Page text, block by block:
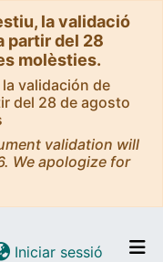
la validació
partir del 28
molèsties.
validación de
del 28 de agosto
validation will
We apologize for
Iniciar sessió (current)